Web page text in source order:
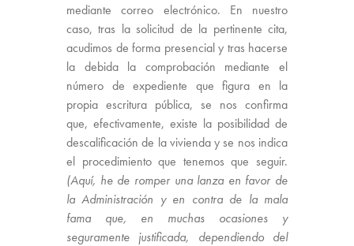
mediante correo electrónico. En nuestro
caso, tras la solicitud de la pertinente cita,
acudimos de forma presencial y tras hacerse
la debida la comprobación mediante el
número de expediente que figura en la
propia escritura pública, se nos confirma
que, efectivamente, existe la posibilidad de
descalificación de la vivienda y se nos indica
el procedimiento que tenemos que seguir.
(Aquí, he de romper una lanza en favor de
la Administración y en contra de la mala
fama que, en muchas ocasiones y
seguramente justificada, dependiendo del